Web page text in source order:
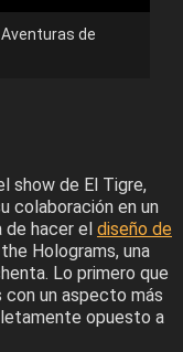
de
show de El Tigre,
colaboración en un
hacer el diseño de
Holograms, una
Lo primero que
con un aspecto más
opuesto a